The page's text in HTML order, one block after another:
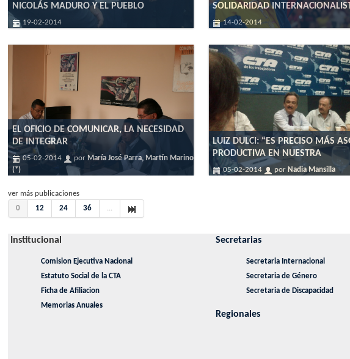
NICOLÁS MADURO Y EL PUEBLO
19-02-2014
SOLIDARIDAD
14-02-2014
EL OFICIO DE COMUNICAR, LA NECESIDAD
DE INTEGRAR
05-02-2014 por María José Parra, Martín Marino
(*)
LUIZ DULCI: “ES PRECISO MÁS
PRODUCTIVA EN NUESTRA
05-02-2014 por Nadia Mansilla
ver más publicaciones
0
12 24 36 ...
Institucional
Comision Ejecutiva Nacional
Estatuto Social de la CTA
Ficha de Afiliacion
Memorias Anuales
Secretarias
Secretaria Internacional
Secretaria de Género
Secretaria de Discapacidad
Regionales